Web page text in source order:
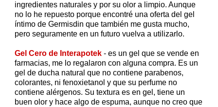
ingredientes naturales y por su olor a limpio. Aunque
no lo he repuesto porque encontré una oferta del gel
íntimo de Germisdin que también me gusta mucho,
pero seguramente en un futuro vuelva a utilizarlo.
Gel Cero de Interapotek - es un gel que se vende en
farmacias, me lo regalaron con alguna compra. Es un
gel de ducha natural que no contiene parabenos,
colorantes, ni fenoxietanol y que su perfume no
contiene alérgenos. Su textura es en gel, tiene un
buen olor y hace algo de espuma, aunque no creo que